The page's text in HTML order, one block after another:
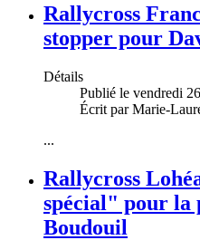
Rallycross
stopper pour
Détails
Publié le vendredi
Écrit par Marie-
...
Rallycross
spécial" pour la
Boudouil